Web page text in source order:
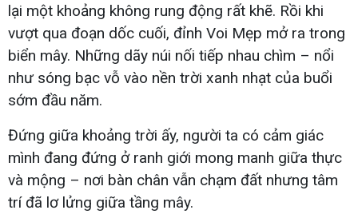
lại một khoảng không rung động rất khẽ. Rồi khi
vượt qua đoạn dốc cuối, đỉnh Voi Mẹp mở ra trong
biển mây. Những dãy núi nối tiếp nhau chìm – nổi
như sóng bạc vỗ vào nền trời xanh nhạt của buổi
sớm đầu năm.
Đứng giữa khoảng trời ấy, người ta có cảm giác
mình đang đứng ở ranh giới mong manh giữa thực
và mộng – nơi bàn chân vẫn chạm đất nhưng tâm
trí đã lơ lửng giữa tầng mây.